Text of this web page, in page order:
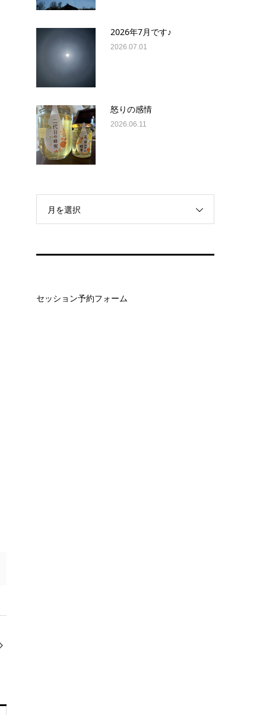
2026年7月です♪
2026.07.01
怒りの感情
2026.06.11
月を選択
セッション予約フォーム